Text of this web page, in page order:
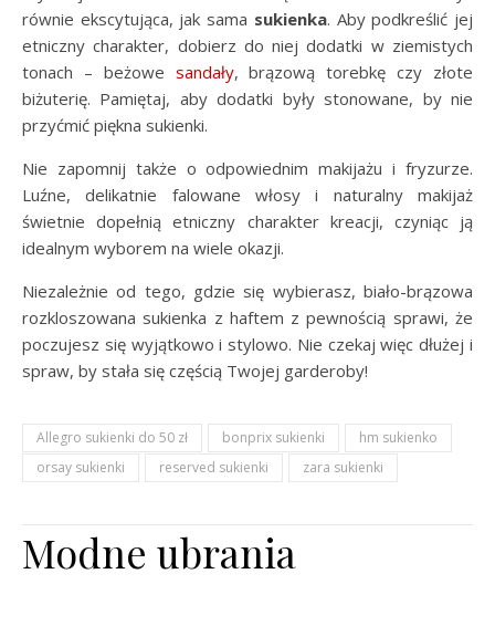
równie ekscytująca, jak sama sukienka. Aby podkreślić jej
etniczny charakter, dobierz do niej dodatki w ziemistych
tonach – beżowe sandały, brązową torebkę czy złote
biżuterię. Pamiętaj, aby dodatki były stonowane, by nie
przyćmić piękna sukienki.
Nie zapomnij także o odpowiednim makijażu i fryzurze.
Luźne, delikatnie falowane włosy i naturalny makijaż
świetnie dopełnią etniczny charakter kreacji, czyniąc ją
idealnym wyborem na wiele okazji.
Niezależnie od tego, gdzie się wybierasz, biało-brązowa
rozkloszowana sukienka z haftem z pewnością sprawi, że
poczujesz się wyjątkowo i stylowo. Nie czekaj więc dłużej i
spraw, by stała się częścią Twojej garderoby!
Allegro sukienki do 50 zł bonprix sukienki
hm sukienko
orsay sukienki
reserved sukienki zara sukienki
Modne ubrania